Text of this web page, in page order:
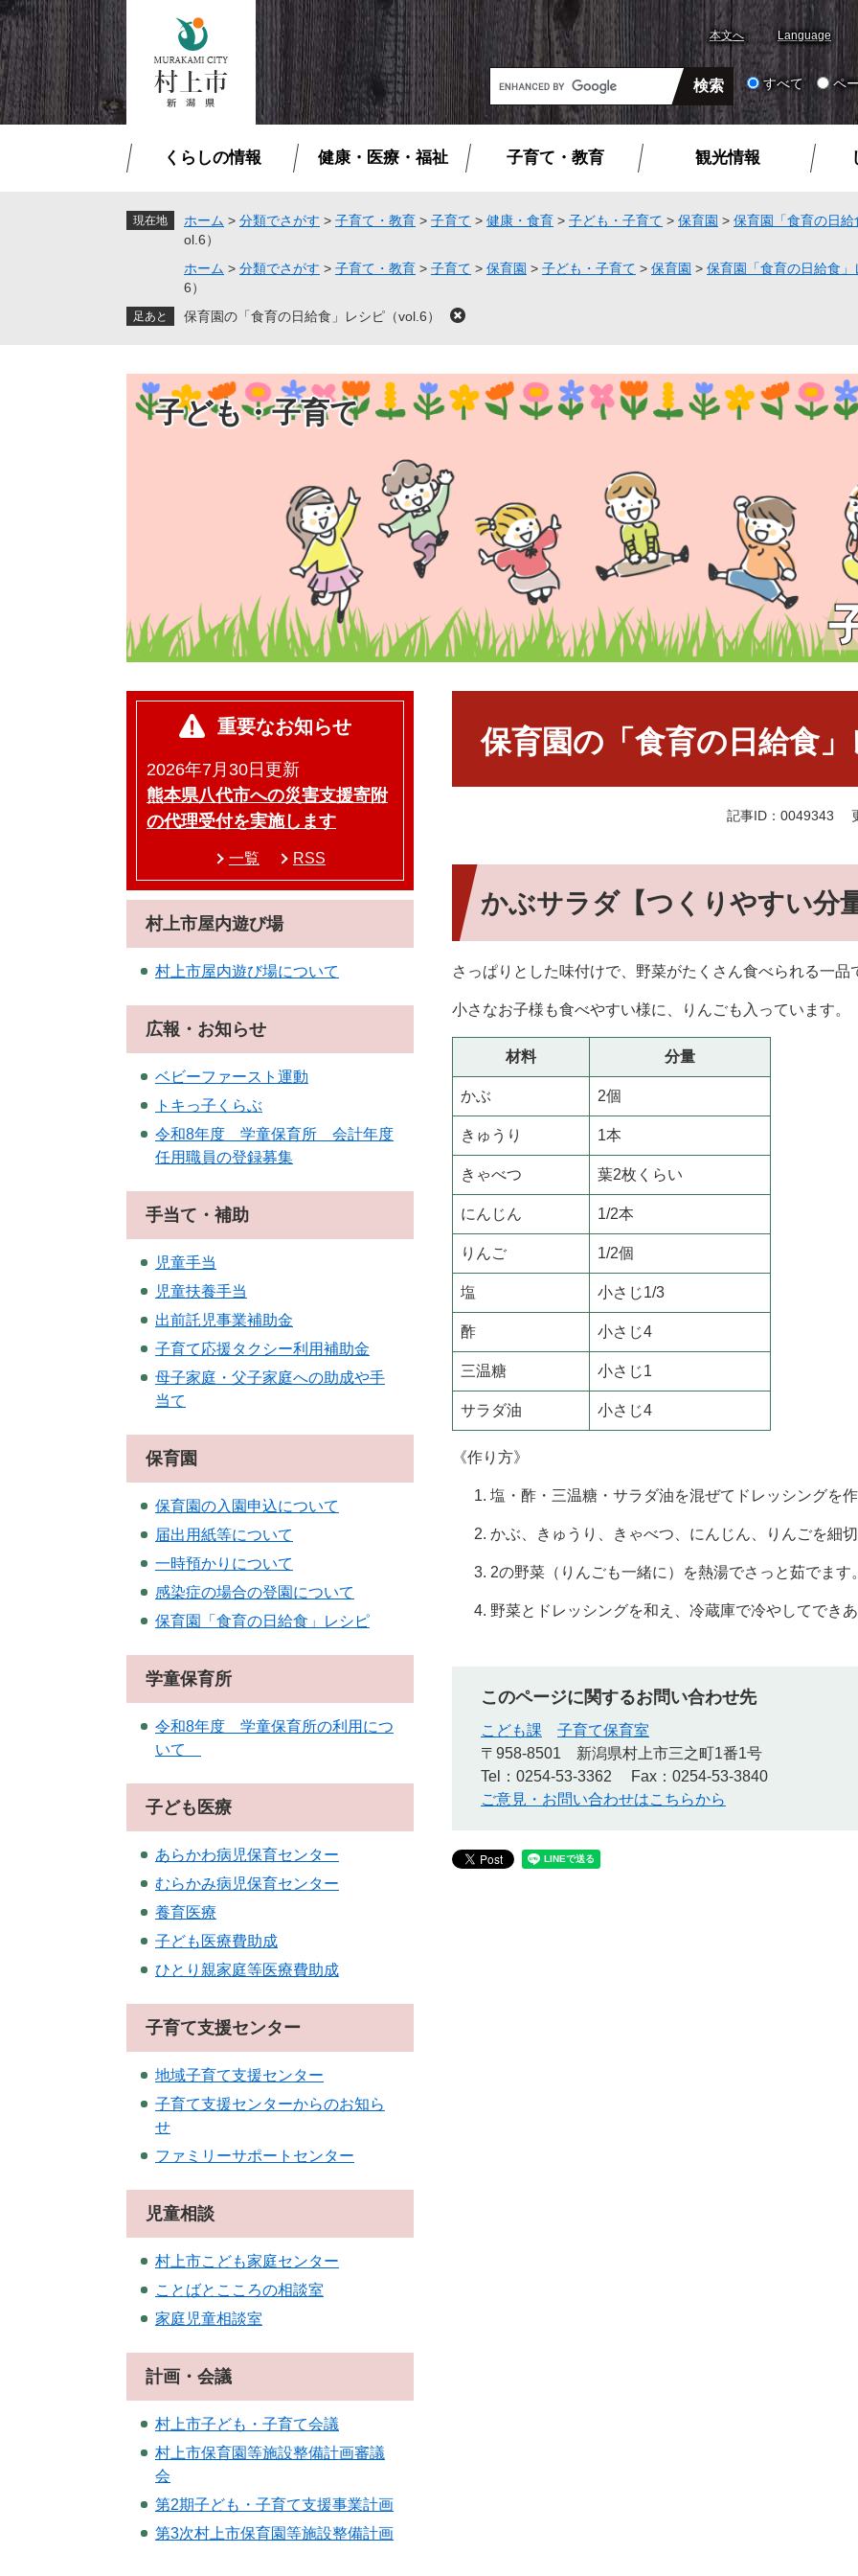
ペ
ー
ジ
の
先
頭
メ
ニ
ュ
ー
を
飛
本文へ Language
G
o
o
カ
タ
すべて ペ
くらしの情報 健康・医療・福祉 子育て・教育 観光情報
現在地 ホーム > 分類でさがす > 子育て・教育 > 子育て > 健康・食育 > 子ども・子育て > 保育園 > 保育園「食育の日給
ol.6）
ホーム > 分類でさがす > 子育て・教育 > 子育て > 保育園 > 子ども・子育て > 保育園 > 保育園「食育の日給食」
6）
保育園の「食育の日給食」レシピ（vol.6）
閉
子ども・子育て
保育園の「食育の日給食
記事ID：0049343
かぶサラダ【つくりやすい分量
さっぱりとした味付けで、野菜がたくさん食べられる一品
小さなお子様も食べやすい様に、りんごも入っています。
材料 分量
かぶ 2個
きゅうり 1本
きゃべつ 葉2枚くらい
にんじん 1/2本
りんご 1/2個
塩 小さじ1/3
酢 小さじ4
三温糖 小さじ1
サラダ油 小さじ4
《作り方》
塩・酢・三温糖・サラダ油を混ぜてドレッシングを作
かぶ、きゅうり、きゃべつ、にんじん、りんごを細切
2の野菜（りんごも一緒に）を熱湯でさっと茹でます。
野菜とドレッシングを和え、冷蔵庫で冷やしてできあ
このページに関するお問い合わせ先
こども課
子育て保育室
〒958-8501
新潟県村上市三之町1番1号
Tel：0254-53-3362
Fax：0254-53-3840
ご意見・お問い合わせはこちらから
重要なお知らせ
2026年7月30日更新
熊本県八代市への災害支援寄附
の代理受付を実施します
一覧 RSS
村上市屋内遊び場
村上市屋内遊び場について
広報・お知らせ
ベビーファースト運動
トキっ子くらぶ
令和8年度 学童保育所 会計年度
任用職員の登録募集
手当て・補助
児童手当
児童扶養手当
出前託児事業補助金
子育て応援タクシー利用補助金
母子家庭・父子家庭への助成や手
当て
保育園
保育園の入園申込について
届出用紙等について
一時預かりについて
感染症の場合の登園について
保育園「食育の日給食」レシピ
学童保育所
令和8年度 学童保育所の利用につ
いて
子ども医療
あらかわ病児保育センター
むらかみ病児保育センター
養育医療
子ども医療費助成
ひとり親家庭等医療費助成
子育て支援センター
地域子育て支援センター
子育て支援センターからのお知ら
せ
ファミリーサポートセンター
児童相談
村上市こども家庭センター
ことばとこころの相談室
家庭児童相談室
計画・会議
村上市子ども・子育て会議
村上市保育園等施設整備計画審議
会
第2期子ども・子育て支援事業計画
第3次村上市保育園等施設整備計画